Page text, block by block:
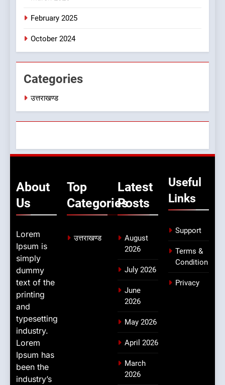
8
मुख्यमंत्री को भी मिली जिम्मेदारी
उत्तराखण्ड
February 2025
October 2024
Categories
उत्तराखण्ड
About
Us
Lorem
Ipsum is
simply
dummy
text of the
printing
and
typesetting
industry.
Lorem
Ipsum has
been the
industry’s
Top
Categories
उत्तराखण्ड
Latest
Posts
August
2026
July 2026
June
2026
May 2026
April 2026
March
2026
Useful
Links
Support
Terms &
Condition
Privacy